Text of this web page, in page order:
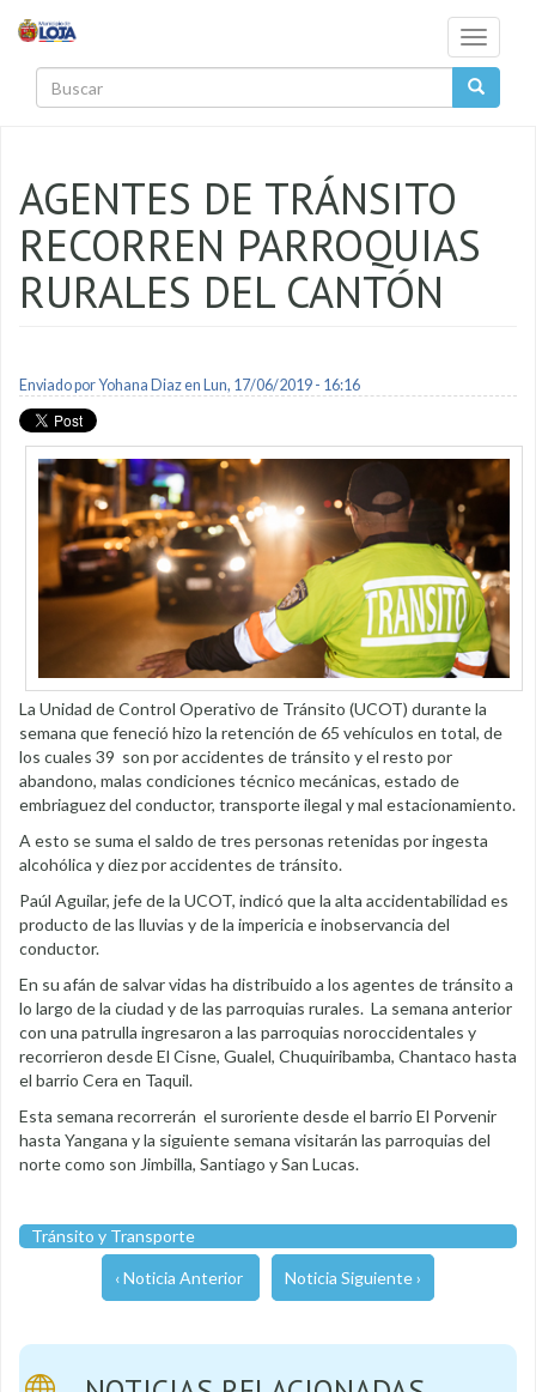
Toggle
AGENTES DE TRÁNSITO
RECORREN PARROQUIAS
RURALES DEL CANTÓN
Enviado porYohana Diazen Lun, 17/06/2019 - 16:16
La Unidad de Control Operativo de Tránsito (UCOT) durante la
semana que feneció hizo la retención de 65 vehículos en total, de
los cuales 39 son por accidentes de tránsito y el resto por
abandono, malas condiciones técnico mecánicas, estado de
embriaguez del conductor, transporte ilegal y mal estacionamiento.
A esto se suma el saldo de tres personas retenidas por ingesta
alcohólica y diez por accidentes de tránsito.
Paúl Aguilar, jefe de la UCOT, indicó que la alta accidentabilidad es
producto de las lluvias y de la impericia e inobservancia del
conductor.
En su afán de salvar vidas ha distribuido a los agentes de tránsito a
lo largo de la ciudad y de las parroquias rurales. La semana anterior
con una patrulla ingresaron a las parroquias noroccidentales y
recorrieron desde El Cisne, Gualel, Chuquiribamba, Chantaco hasta
el barrio Cera en Taquil.
Esta semana recorrerán el suroriente desde el barrio El Porvenir
hasta Yangana y la siguiente semana visitarán las parroquias del
norte como son Jimbilla, Santiago y San Lucas.
Tránsito y Transporte
‹ Noticia Anterior Noticia Siguiente ›